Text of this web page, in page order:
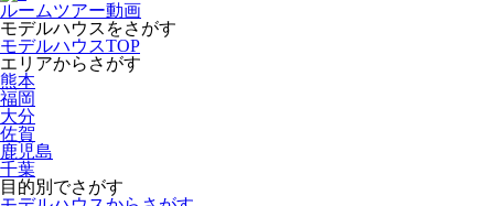
ルームツアー動画
モデルハウスをさがす
モデルハウスTOP
エリアからさがす
熊本
福岡
大分
佐賀
鹿児島
千葉
目的別でさがす